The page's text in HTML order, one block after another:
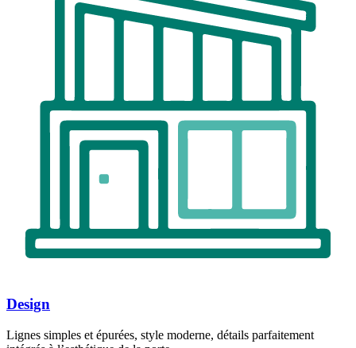
Design
Lignes simples et épurées, style moderne, détails parfaitement